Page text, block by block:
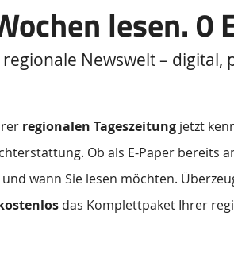
lesen. 0
Newswelt – digital,
regionalen Tageszeitung jetzt
Ob als E-Paper bereits
wann Sie lesen möchten.
das Komplettpaket Ihrer